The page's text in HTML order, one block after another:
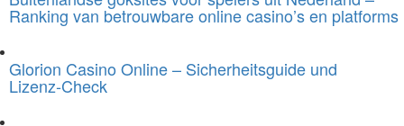
Ranking van betrouwbare online casino’s en platforms
Glorion Casino Online – Sicherheitsguide und
Lizenz‑Check